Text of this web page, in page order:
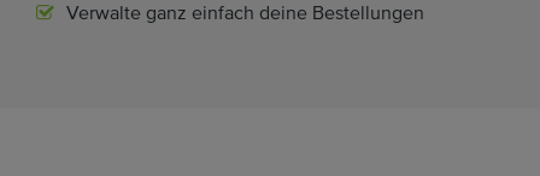
Verwalte ganz einfach deine Bestellungen